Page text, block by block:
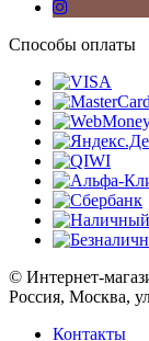
Способы оплаты
© Интернет-
Россия, Москва,
Контакты